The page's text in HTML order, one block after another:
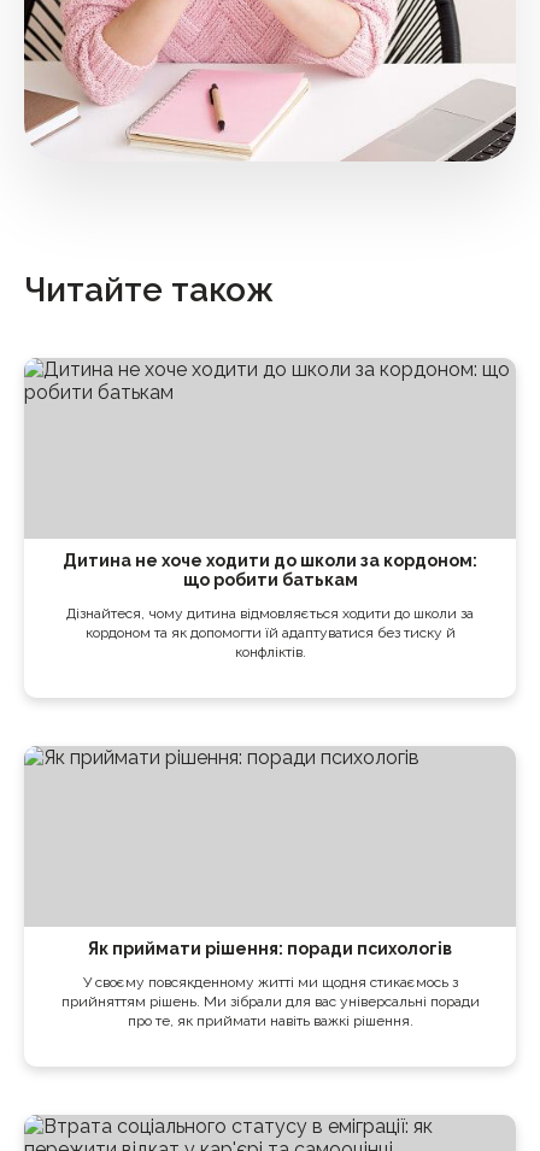
Читайте також
Дитина не хоче ходити до школи за кордоном:
що робити батькам
Дізнайтеся, чому дитина відмовляється ходити до школи за
кордоном та як допомогти їй адаптуватися без тиску й
конфліктів.
Як приймати рішення: поради психологів
У своєму повсякденному житті ми щодня стикаємось з
прийняттям рішень. Ми зібрали для вас універсальні поради
про те, як приймати навіть важкі рішення.